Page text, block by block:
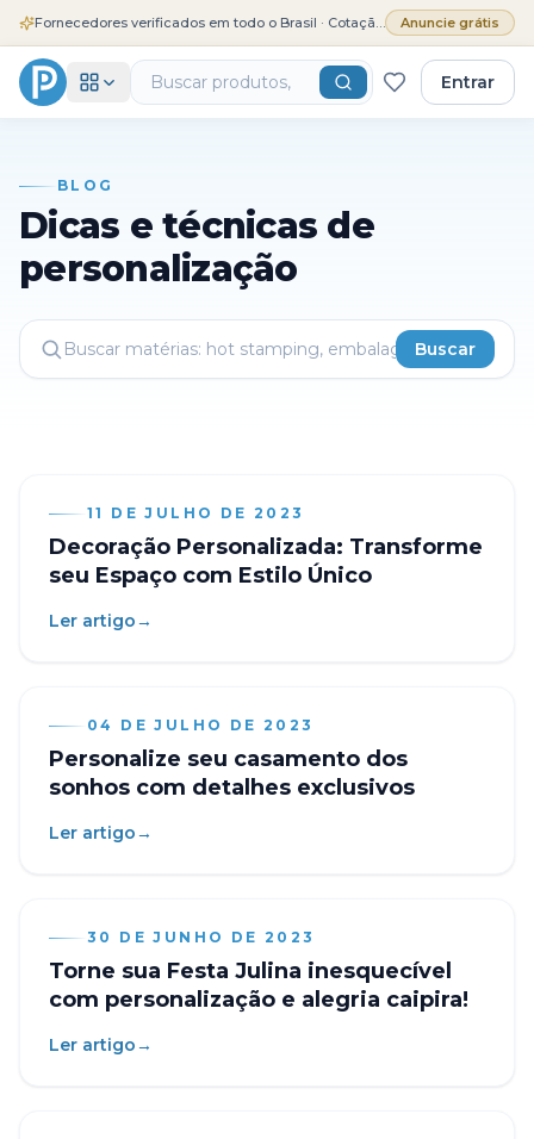
Fornecedores verificados em todo o Brasil · Cotação grátis Anuncie grátis
Entrar
BLOG
Dicas e técnicas de
personalização
Buscar
11 DE JULHO DE 2023
Decoração Personalizada: Transforme
seu Espaço com Estilo Único
Ler artigo→
04 DE JULHO DE 2023
Personalize seu casamento dos
sonhos com detalhes exclusivos
Ler artigo→
30 DE JUNHO DE 2023
Torne sua Festa Julina inesquecível
com personalização e alegria caipira!
Ler artigo→